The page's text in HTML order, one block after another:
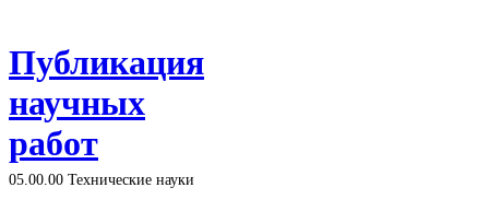
Публикация
научных
работ
05.00.00 Технические науки